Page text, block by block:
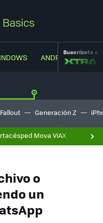
ANDROIDSuscríbete a
Fallout Generación Z
Mova ViAX
o
un